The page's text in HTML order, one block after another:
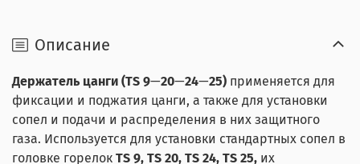
Описание
Держатель цанги (TS 9—20—24—​​​​​​​25) применяется для
фиксации и поджатия цанги, а также для установки
сопел и подачи и распределения в них защитного
газа. Используется для установки стандартных сопел в
головке горелок TS 9, TS 20, TS 24, TS 25, их